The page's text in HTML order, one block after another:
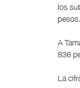
los
pesos.
A
836
La